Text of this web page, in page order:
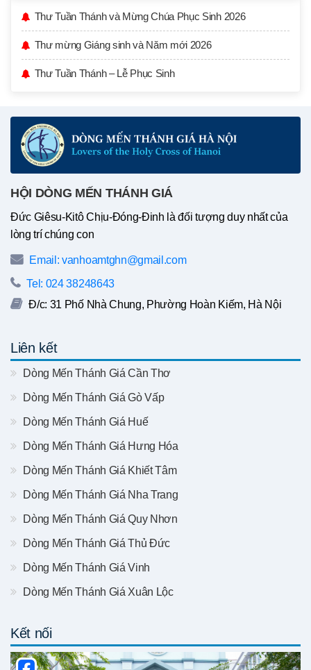
Thư Tuần Thánh và Mừng Chúa Phục Sinh 2026
Thư mừng Giáng sinh và Năm mới 2026
Thư Tuần Thánh – Lễ Phục Sinh
HỘI DÒNG MẾN THÁNH GIÁ
Đức Giêsu-Kitô Chịu-Đóng-Đinh là đối tượng duy nhất của
lòng trí chúng con
Email: vanhoamtghn@gmail.com
Tel: 024 38248643
Đ/c: 31 Phố Nhà Chung, Phường Hoàn Kiếm, Hà Nội
Liên kết
Dòng Mến Thánh Giá Cần Thơ
Dòng Mến Thánh Giá Gò Vấp
Dòng Mến Thánh Giá Huế
Dòng Mến Thánh Giá Hưng Hóa
Dòng Mến Thánh Giá Khiết Tâm
Dòng Mến Thánh Giá Nha Trang
Dòng Mến Thánh Giá Quy Nhơn
Dòng Mến Thánh Giá Thủ Đức
Dòng Mến Thánh Giá Vinh
Dòng Mến Thánh Giá Xuân Lộc
Kết nối